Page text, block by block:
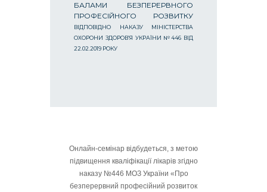
БАЛАМИ БЕЗПЕРЕРВНОГО
ПРОФЕСІЙНОГО РОЗВИТКУ
ВІДПОВІДНО НАКАЗУ МІНІСТЕРСТВА
ОХОРОНИ ЗДОРОВ’Я УКРАЇНИ №446 ВІД
22.02.2019 РОКУ
Онлайн-семінар відбудеться, з метою
підвищення кваліфікації лікарів згідно
наказу №446 МОЗ України «Про
безперервний професійний розвиток